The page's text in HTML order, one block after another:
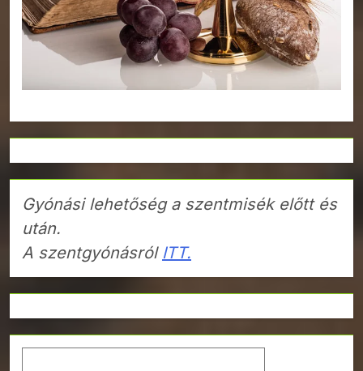
Gyónási lehetőség a szentmisék előtt és
után.
A szentgyónásról ITT.